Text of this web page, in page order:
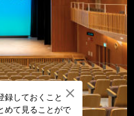
録しておくこと
めて見ることがで